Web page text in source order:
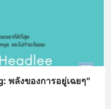
พลังของการอยู่เฉยๆ"